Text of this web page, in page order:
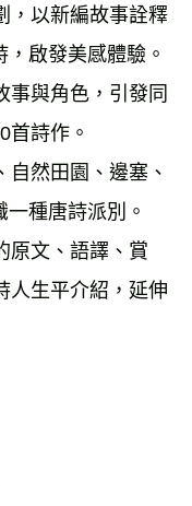
，以新編故事詮釋
啟發美感體驗。
事與角色，引發同
首詩作。
然田園、邊塞、
種唐詩派別。
原文、語譯、賞
人生平介紹，延伸